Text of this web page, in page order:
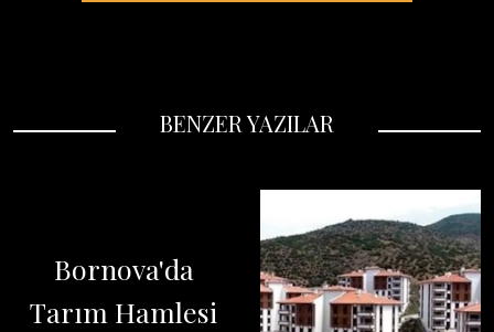
BENZER YAZILAR
Bornova'da
Tarım Hamlesi